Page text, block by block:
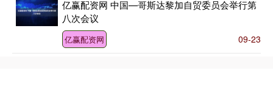
亿赢配资网 中国—哥斯达黎加自贸委员会举行第
八次会议
亿赢配资网 09-23